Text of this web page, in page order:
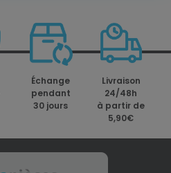
Échange
pendant
30 jours
Livraison
24/48h
à partir de
5,90€